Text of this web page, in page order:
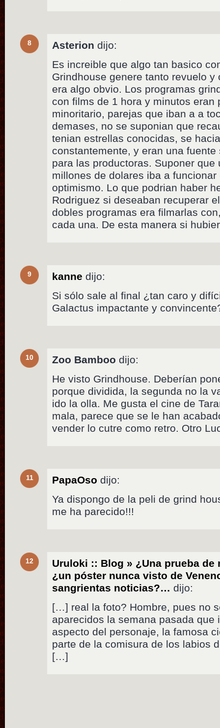
8 Asterion dijo:
Es increible que algo tan basico
Grindhouse genere tanto revuelo
era algo obvio. Los programas
con films de 1 hora y minutos eran
minoritario, parejas que iban a a
demases, no se suponian que
tenian estrellas conocidas, se
constantemente, y eran una
para las productoras. Suponer que
millones de dolares iba a
optimismo. Lo que podrian haber
Rodriguez si deseaban recuperar
dobles programas era filmarlas
cada una. De esta manera si
9 kanne dijo:
Si sólo sale al final ¿tan caro y
Galactus impactante y
10 Zoo Bamboo dijo:
He visto Grindhouse. Deberían
porque dividida, la segunda no la
ido la olla. Me gusta el cine de
mala, parece que se le han
vender lo cutre como retro. Otro
11 PapaOso dijo:
Ya dispongo de la peli de grind
me ha parecido!!!
12
Uruloki :: Blog » ¿Una prueba
¿un póster nunca visto de
sangrientas noticias?… dijo:
[…] real la foto? Hombre, pues no
aparecidos la semana pasada que
aspecto del personaje, la famosa
parte de la comisura de los labios
[…]